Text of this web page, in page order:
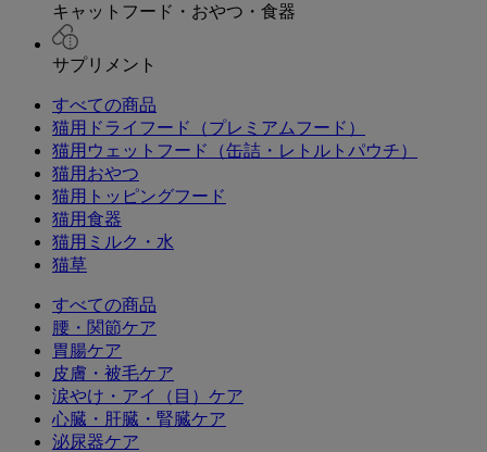
キャットフード・おやつ・食器
サプリメント
すべての商品
猫用ドライフード（プレミアムフード）
猫用ウェットフード（缶詰・レトルトパウチ）
猫用おやつ
猫用トッピングフード
猫用食器
猫用ミルク・水
猫草
すべての商品
腰・関節ケア
胃腸ケア
皮膚・被毛ケア
涙やけ・アイ（目）ケア
心臓・肝臓・腎臓ケア
泌尿器ケア